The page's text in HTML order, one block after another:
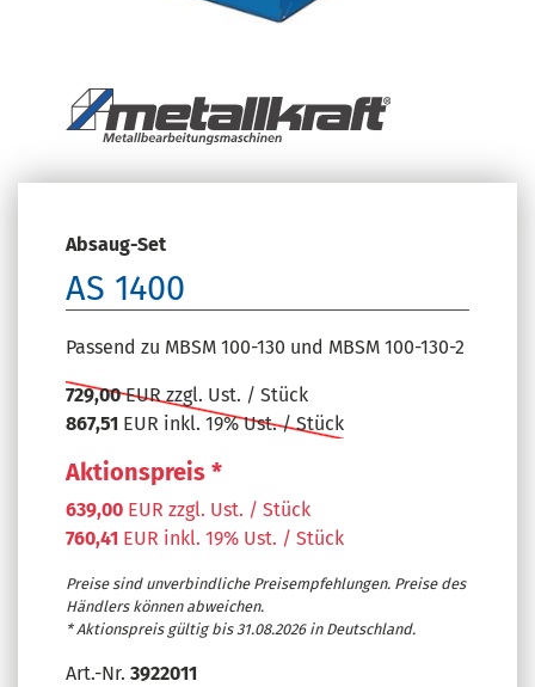
Absaug-Set
AS 1400
Passend zu MBSM 100-130 und MBSM 100-130-2
729,00EUR zzgl. Ust. / Stück
867,51 EUR inkl. 19% Ust. / Stück
Aktionspreis *
639,00 EUR zzgl. Ust. / Stück
760,41 EUR inkl. 19% Ust. / Stück
Preise sind unverbindliche Preisempfehlungen. Preise des
Händlers können abweichen.
* Aktionspreis gültig bis 31.08.2026 in Deutschland.
Art.-Nr. 3922011